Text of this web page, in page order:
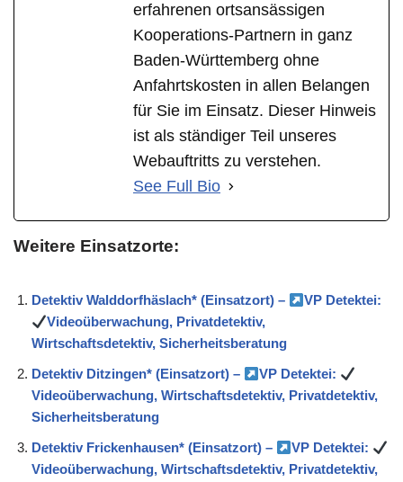
erfahrenen ortsansässigen
Kooperations-Partnern in ganz
Baden-Württemberg ohne
Anfahrtskosten in allen Belangen
für Sie im Einsatz. Dieser Hinweis
ist als ständiger Teil unseres
Webauftritts zu verstehen.
See Full Bio
Weitere Einsatzorte:
Detektiv Walddorfhäslach* (Einsatzort) –
VP Detektei:
Videoüberwachung, Privatdetektiv,
Wirtschaftsdetektiv, Sicherheitsberatung
Detektiv Ditzingen* (Einsatzort) –
VP Detektei:
Videoüberwachung, Wirtschaftsdetektiv, Privatdetektiv,
Sicherheitsberatung
Detektiv Frickenhausen* (Einsatzort) –
VP Detektei:
Videoüberwachung, Wirtschaftsdetektiv, Privatdetektiv,